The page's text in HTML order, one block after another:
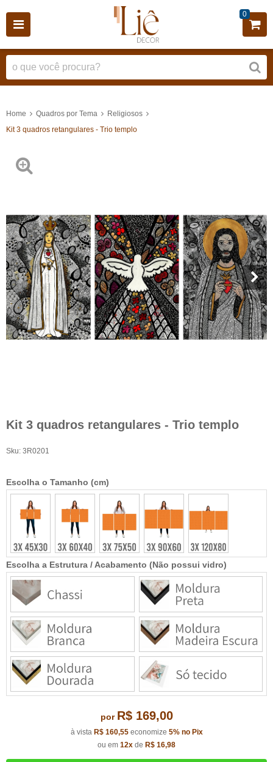
0
Home Quadros por Tema
Religiosos
Kit 3 quadros retangulares - Trio templo
Kit 3 quadros retangulares - Trio templo
Sku: 3R0201
Escolha a Estrutura / Acabamento (Não possui vidro)
Escolha o Tamanho (cm)
por R$ 169,00
à vista R$ 160,55economize 5% no Pix
ou em 12x de R$ 16,98